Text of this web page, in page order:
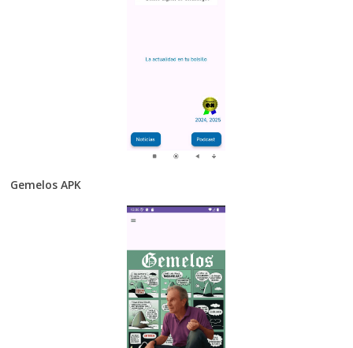
Gemelos APK